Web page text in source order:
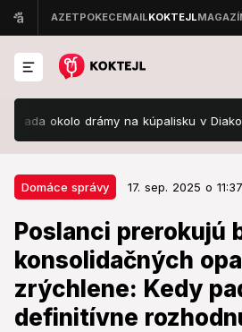
okolo drámy na kúpalisku v
Domáce správy 17. sep. 2025 o 11:37
Poslanci prerokujú
konsolidačných
zrýchlene: Kedy
definitívne
Domáce správy 17. sep. 2025 o
Poslanci prerokujú
konsolidačných
zrýchlene: Kedy
rozhodnutie?